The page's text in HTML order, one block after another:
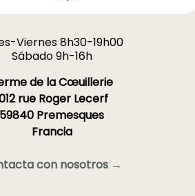
Viernes 8h30-19h00
Sábado 9h-16h
de la Cœuillerie
rue Roger Lecerf
59840 Premesques
Francia
con nosotros →